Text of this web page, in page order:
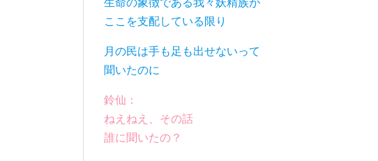
生命の象徴である我々妖精族が
ここを支配している限り
月の民は手も足も出せないって
聞いたのに
鈴仙：
ねえねえ、その話
誰に聞いたの？